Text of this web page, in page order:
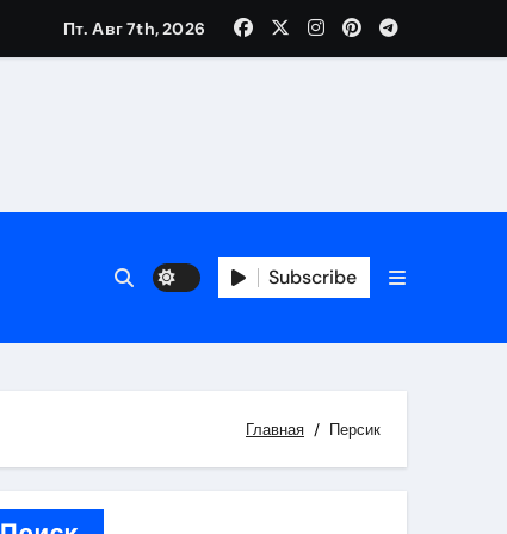
Пт. Авг 7th, 2026
Subscribe
Главная Персик